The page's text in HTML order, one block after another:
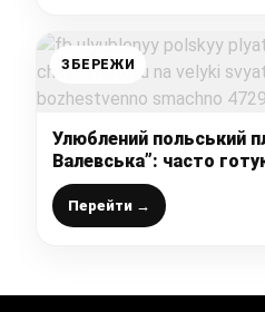
ЗБЕРЕЖИ
Улюблений польський
Валевська”: часто
всі гості у захваті –
Перейти →